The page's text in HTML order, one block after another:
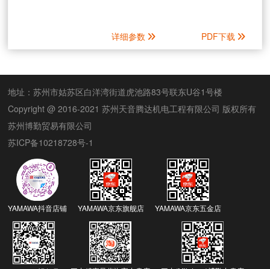
详细参数 PDF下载
地址：苏州市姑苏区白洋湾街道虎池路83号联东U谷1号楼
Copyright @ 2016-2021 苏州天音腾达机电工程有限公司 版权所有
苏州博勤贸易有限公司
苏ICP备10218728号-1
YAMAWA抖音店铺 YAMAWA京东旗舰店 YAMAWA京东五金店